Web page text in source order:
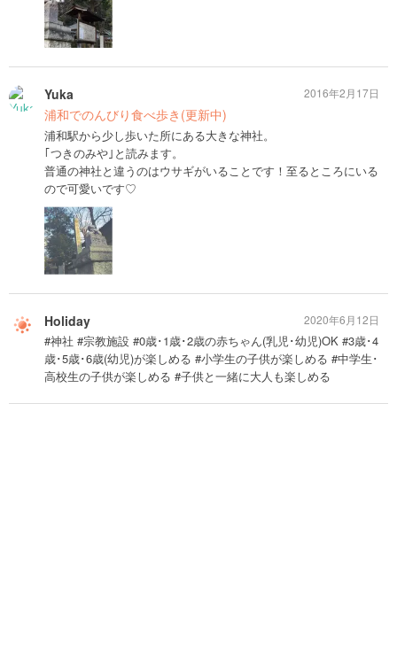
Yuka
浦和でのんびり食べ歩き(更新中)
浦和駅から少し歩いた所にある大きな神社。
｢つきのみや｣と読みます。
普通の神社と違うのはウサギがいることです！至るところにいる
ので可愛いです♡
2016年2月17日
Holiday
#神社 #宗教施設 #0歳･1歳･2歳の赤ちゃん(乳児･幼児)OK #3歳･4
歳･5歳･6歳(幼児)が楽しめる #小学生の子供が楽しめる #中学生･
高校生の子供が楽しめる #子供と一緒に大人も楽しめる
2020年6月12日